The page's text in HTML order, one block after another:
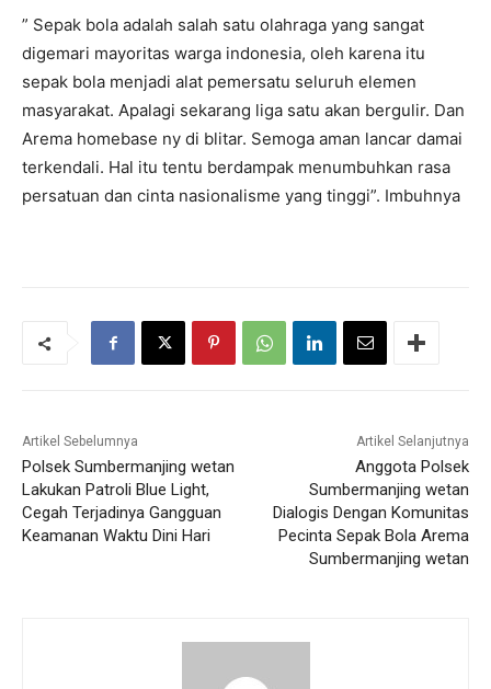
” Sepak bola adalah salah satu olahraga yang sangat
digemari mayoritas warga indonesia, oleh karena itu
sepak bola menjadi alat pemersatu seluruh elemen
masyarakat. Apalagi sekarang liga satu akan bergulir. Dan
Arema homebase ny di blitar. Semoga aman lancar damai
terkendali. Hal itu tentu berdampak menumbuhkan rasa
persatuan dan cinta nasionalisme yang tinggi”. Imbuhnya
Artikel Sebelumnya
Polsek Sumbermanjing wetan
Lakukan Patroli Blue Light,
Cegah Terjadinya Gangguan
Keamanan Waktu Dini Hari
Artikel Selanjutnya
Anggota Polsek
Sumbermanjing wetan
Dialogis Dengan Komunitas
Pecinta Sepak Bola Arema
Sumbermanjing wetan